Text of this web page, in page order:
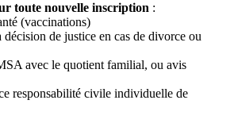
toute nouvelle inscription :
(vaccinations)
de justice en cas de divorce ou
avec le quotient familial, ou avis
responsabilité civile individuelle de